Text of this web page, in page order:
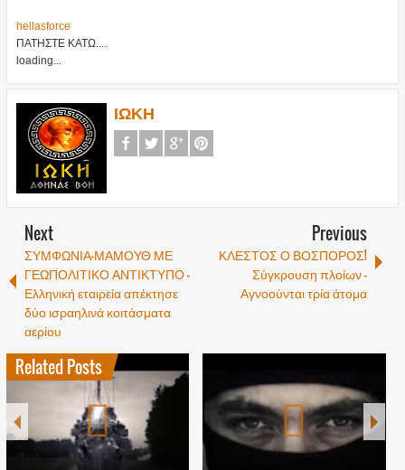
hellasforce
ΠΑΤΗΣΤΕ ΚΑΤΩ....
loading...
ΙΩΚΗ
Next
ΣΥΜΦΩΝΙΑ-ΜΑΜΟΥΘ ΜΕ
ΓΕΩΠΟΛΙΤΙΚΟ ΑΝΤΙΚΤΥΠΟ –
Ελληνική εταιρεία απέκτησε
δύο ισραηλινά κοιτάσματα
αερίου
Previous
ΚΛΕΣΤΟΣ Ο ΒΟΣΠΟΡΟΣ!
Σύγκρουση πλοίων –
Αγνοούνται τρία άτομα
Related Posts